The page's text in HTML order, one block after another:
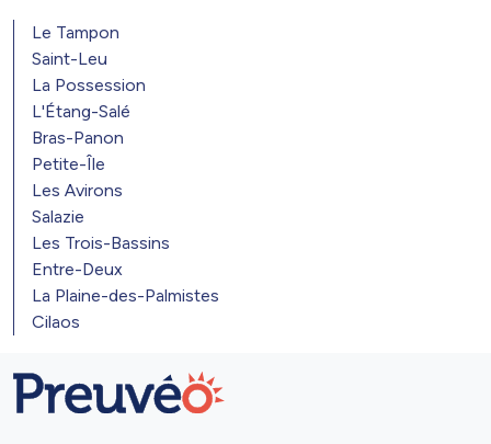
Le Tampon
Saint-Leu
La Possession
L'Étang-Salé
Bras-Panon
Petite-Île
Les Avirons
Salazie
Les Trois-Bassins
Entre-Deux
La Plaine-des-Palmistes
Cilaos